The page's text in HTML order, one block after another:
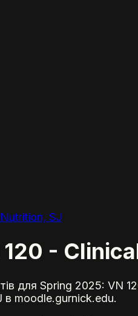
SJ
-
для Spring 2025: VN
в moodle.gurnick.edu.